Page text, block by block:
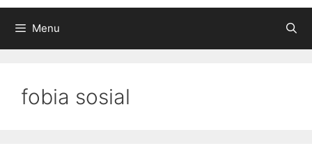
Menu
fobia sosial